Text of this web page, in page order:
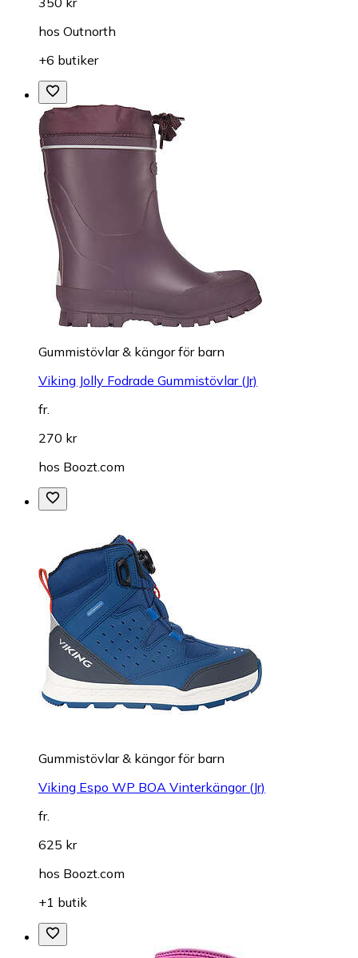
hos Outnorth
+6 butiker
Gummistövlar & kängor för barn
Viking Jolly Fodrade Gummistövlar (Jr)
fr.
270 kr
hos Boozt.com
Gummistövlar & kängor för barn
Viking Espo WP BOA Vinterkängor (Jr)
fr.
625 kr
hos Boozt.com
+1 butik